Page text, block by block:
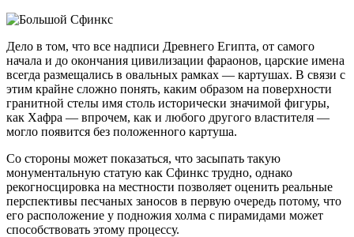
Дело в том, что все надписи Древнего Египта, от самого
начала и до окончания цивилизации фараонов, царские имена
всегда размещались в овальных рамках — картушах. В связи с
этим крайне сложно понять, каким образом на поверхности
гранитной стелы имя столь исторически значимой фигуры,
как Хафра — впрочем, как и любого другого властителя —
могло появится без положенного картуша.
Со стороны может показаться, что засыпать такую
монументальную статую как Сфинкс трудно, однако
рекогносцировка на местности позволяет оценить реальные
перспективы песчаных заносов в первую очередь потому, что
его расположение у подножия холма с пирамидами может
способствовать этому процессу.